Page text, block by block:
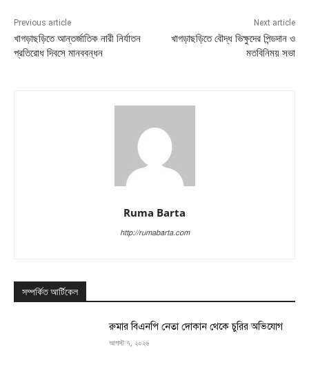
Previous article
খাগড়াছড়িতে আন্তর্জাতিক নারী নির্যাতন
প্রতিরোধ দিবসে মানববন্ধন
Next article
খাগড়াছড়িতে বৌদ্ধ ভিক্ষুদের পিন্ডদান ও
মতবিনিময় সভা
Ruma Barta
http://rumabarta.com
সম্পর্কিত আর্টিকেল
রুমার বিএনপি নেতা দোকান থেকে চুরির অভিযোগ
আগস্ট ৭, ২০২৬